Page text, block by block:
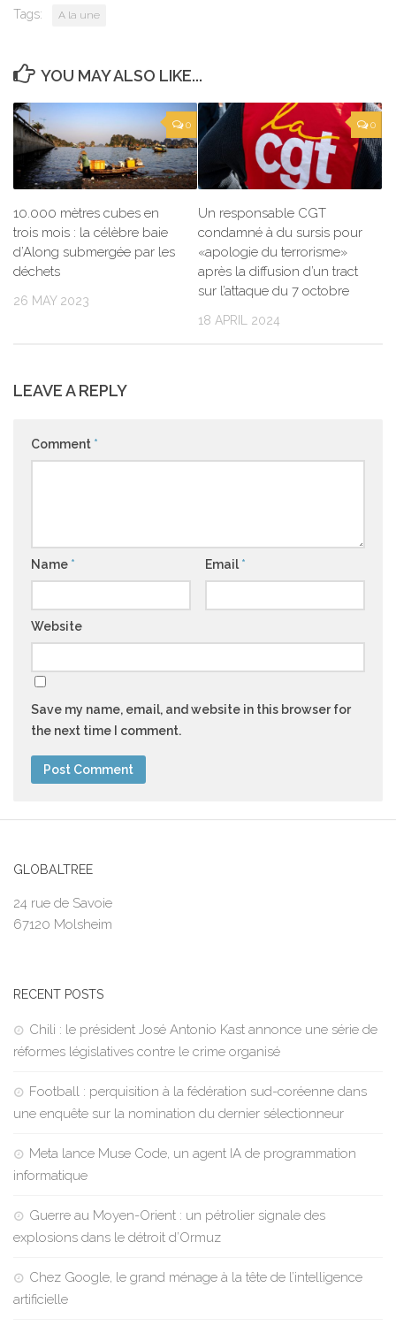
Tags: A la une
YOU MAY ALSO LIKE...
0
10.000 mètres cubes en
trois mois : la célèbre baie
d’Along submergée par les
déchets
26 MAY 2023
0
Un responsable CGT
condamné à du sursis pour
«apologie du terrorisme»
après la diffusion d’un tract
sur l’attaque du 7 octobre
18 APRIL 2024
LEAVE A REPLY
Comment *
Name * Email *
Website
Save my name, email, and website in this browser for
the next time I comment.
GLOBALTREE
24 rue de Savoie
67120 Molsheim
RECENT POSTS
Chili : le président José Antonio Kast annonce une série de
réformes législatives contre le crime organisé
Football : perquisition à la fédération sud-coréenne dans
une enquête sur la nomination du dernier sélectionneur
Meta lance Muse Code, un agent IA de programmation
informatique
Guerre au Moyen-Orient : un pétrolier signale des
explosions dans le détroit d’Ormuz
Chez Google, le grand ménage à la tête de l’intelligence
artificielle